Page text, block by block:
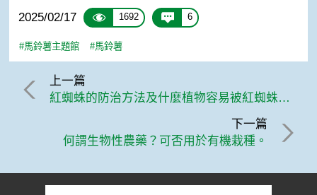
2025/02/17 1692 6
#馬鈴薯主題館 #馬鈴薯
上一篇
紅蜘蛛的防治方法及什麼植物容易被紅蜘蛛侵襲呢？
下一篇
何謂生物性農藥？可否用於有機栽種。